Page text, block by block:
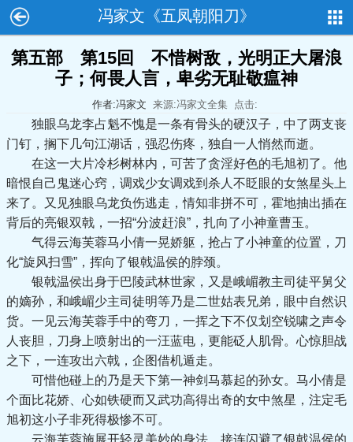
冯家文《五凤朝阳刀》
第五部 第15回 不惜树敌，光明正大屠浪
子；何畏人言，卑劣无耻敬瘟神
作者:冯家文 来源:冯家文全集 点击:
独眼乌龙李占魁不愧是一条有骨头的硬汉子，中了两支丧
门钉，搁下几句江湖话，强忍伤疼，独自一人悄然而逝。
在这一大片冷杉树林内，可苦了贪淫好色的毛旭初了。他
暗恨自己鬼迷心窍，调戏少女调戏到杀人不眨眼的女煞星头上
来了。又见独眼乌龙负伤逃走，情知非拼不可，霍地抽出插在
背后的亮银双戟，一招“分波赶浪”，扎向了小神童曹玉。
气得云海芙蓉马小倩一晃娇躯，抢占了小神童的位置，刀
化“旋风扫雪”，挥向了银戟温侯的脖颈。
银戟温侯出身于巴陵武林世家，又是峨嵋教主司徒平舅父
的嫡孙，和峨嵋少主司徒明等乃是二世姑表兄弟，眼中自然识
货。一见云海芙蓉手中的弯刀，一挥之下不仅划空锐啸之声令
人丧胆，刀身上喷射出的一汪蓝电，更能砭人肌骨。心惊胆战
之下，一连攻出六戟，企图借机遁走。
可惜他碰上的乃是天下第一神剑马慕起的孙女。马小倩是
个面比花娇、心如铁硬而又武功高得出奇的女中煞星，注定毛
旭初这小子非死得极惨不可。
云海芙蓉施展开轻灵美妙的身法，接连闪避了银戟温侯的